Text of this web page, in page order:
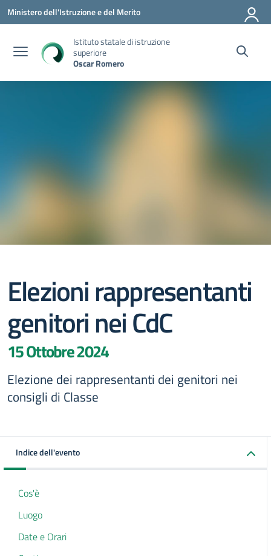
Vai ai contenuti
Vai al menu di navigazione
Vai al footer
Ministero dell'Istruzione e del Merito
Istituto statale di istruzione
superiore
Oscar Romero
Elezioni rappresentanti
genitori nei CdC
15 Ottobre 2024
Elezione dei rappresentanti dei genitori nei
consigli di Classe
Indice dell'evento
Cos'è
Luogo
Date e Orari